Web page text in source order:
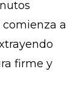
a
firme y